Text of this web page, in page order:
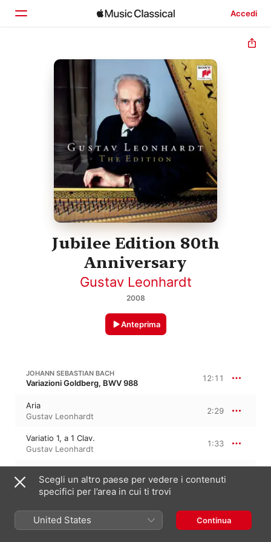
Accedi
Home
Scopri
Jubilee Edition 80th
Anniversary
Gustav Leonhardt
2008
Anteprima
JOHANN SEBASTIAN BACH
Variazioni Goldberg, BWV 988 12:11
Aria
Gustav Leonhardt
2:29
Variatio 1, a 1 Clav.
Gustav Leonhardt
1:33
Gustav Leonhardt
1:04
Variatio 3, a 1 Clav. Canone alla
Seconda
Gustav Leonhardt
0:59
Scegli un altro paese per vedere i contenuti
specifici per l’area in cui ti trovi
United States Continua